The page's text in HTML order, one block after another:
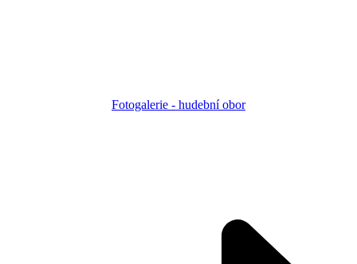
Fotogalerie - hudební obor